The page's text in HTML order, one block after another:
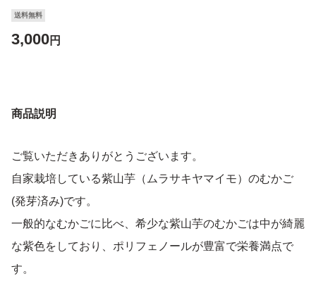
送料無料
3,000円
商品説明
ご覧いただきありがとうございます。
自家栽培している紫山芋（ムラサキヤマイモ）のむかご
(発芽済み)です。
一般的なむかごに比べ、希少な紫山芋のむかごは中が綺麗
な紫色をしており、ポリフェノールが豊富で栄養満点で
す。